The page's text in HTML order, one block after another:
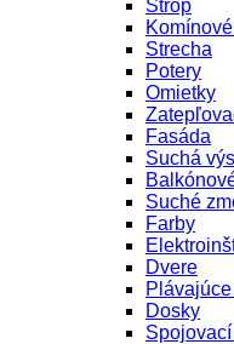
Strop
Strecha
Potery
Omietky
Fasáda
Suchá
Suché
Farby
Dvere
Dosky
Spojovací